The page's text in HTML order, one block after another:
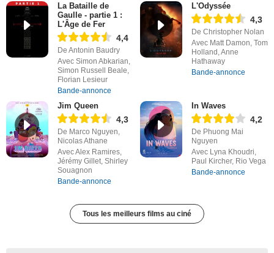
La Bataille de
Gaulle - partie 1 :
L'Âge de Fer
4,4
De Antonin Baudry
Avec Simon Abkarian,
Simon Russell Beale,
Florian Lesieur
Bande-annonce
L'Odyssée
4,3
De Christopher Nolan
Avec Matt Damon, Tom
Holland, Anne
Hathaway
Bande-annonce
Jim Queen
4,3
De Marco Nguyen,
Nicolas Athane
Avec Alex Ramires,
Jérémy Gillet, Shirley
Souagnon
Bande-annonce
In Waves
4,2
De Phuong Mai
Nguyen
Avec Lyna Khoudri,
Paul Kircher, Rio Vega
Bande-annonce
Tous les meilleurs films au ciné